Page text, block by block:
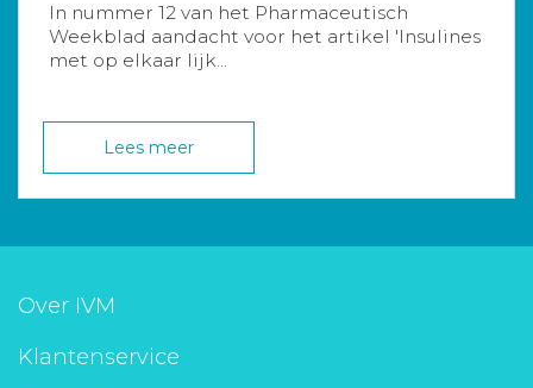
In nummer 12 van het Pharmaceutisch
Weekblad aandacht voor het artikel 'Insulines
met op elkaar lijk...
Lees meer
Over IVM
Klantenservice